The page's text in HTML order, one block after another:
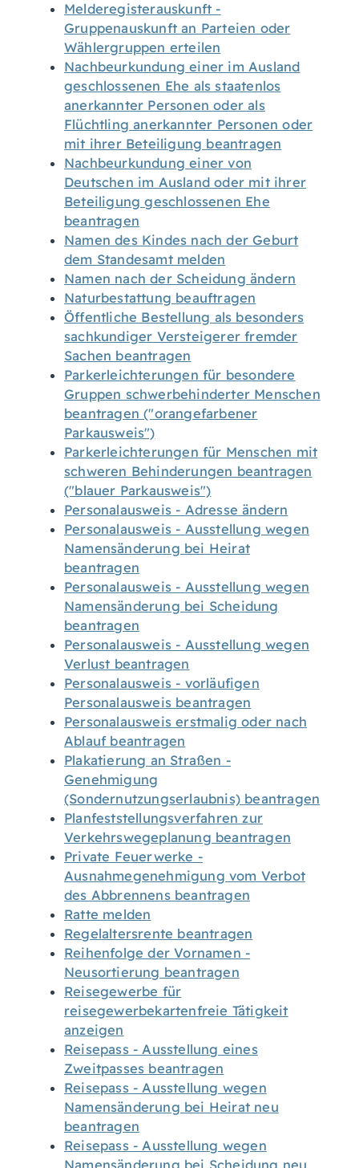
Melderegisterauskunft -
Gruppenauskunft an Parteien oder
Wählergruppen erteilen
Nachbeurkundung einer im Ausland
geschlossenen Ehe als staatenlos
anerkannter Personen oder als
Flüchtling anerkannter Personen oder
mit ihrer Beteiligung beantragen
Nachbeurkundung einer von
Deutschen im Ausland oder mit ihrer
Beteiligung geschlossenen Ehe
beantragen
Namen des Kindes nach der Geburt
dem Standesamt melden
Namen nach der Scheidung ändern
Naturbestattung beauftragen
Öffentliche Bestellung als besonders
sachkundiger Versteigerer fremder
Sachen beantragen
Parkerleichterungen für besondere
Gruppen schwerbehinderter Menschen
beantragen ("orangefarbener
Parkausweis")
Parkerleichterungen für Menschen mit
schweren Behinderungen beantragen
("blauer Parkausweis")
Personalausweis - Adresse ändern
Personalausweis - Ausstellung wegen
Namensänderung bei Heirat
beantragen
Personalausweis - Ausstellung wegen
Namensänderung bei Scheidung
beantragen
Personalausweis - Ausstellung wegen
Verlust beantragen
Personalausweis - vorläufigen
Personalausweis beantragen
Personalausweis erstmalig oder nach
Ablauf beantragen
Plakatierung an Straßen -
Genehmigung
(Sondernutzungserlaubnis) beantragen
Planfeststellungsverfahren zur
Verkehrswegeplanung beantragen
Private Feuerwerke -
Ausnahmegenehmigung vom Verbot
des Abbrennens beantragen
Ratte melden
Regelaltersrente beantragen
Reihenfolge der Vornamen -
Neusortierung beantragen
Reisegewerbe für
reisegewerbekartenfreie Tätigkeit
anzeigen
Reisepass - Ausstellung eines
Zweitpasses beantragen
Reisepass - Ausstellung wegen
Namensänderung bei Heirat neu
beantragen
Reisepass - Ausstellung wegen